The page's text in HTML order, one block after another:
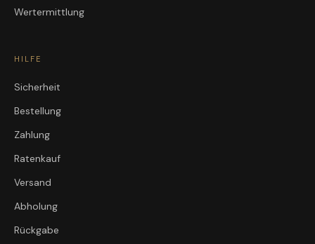
Wertermittlung
HILFE
Sicherheit
Bestellung
Zahlung
Ratenkauf
Versand
Abholung
Rückgabe